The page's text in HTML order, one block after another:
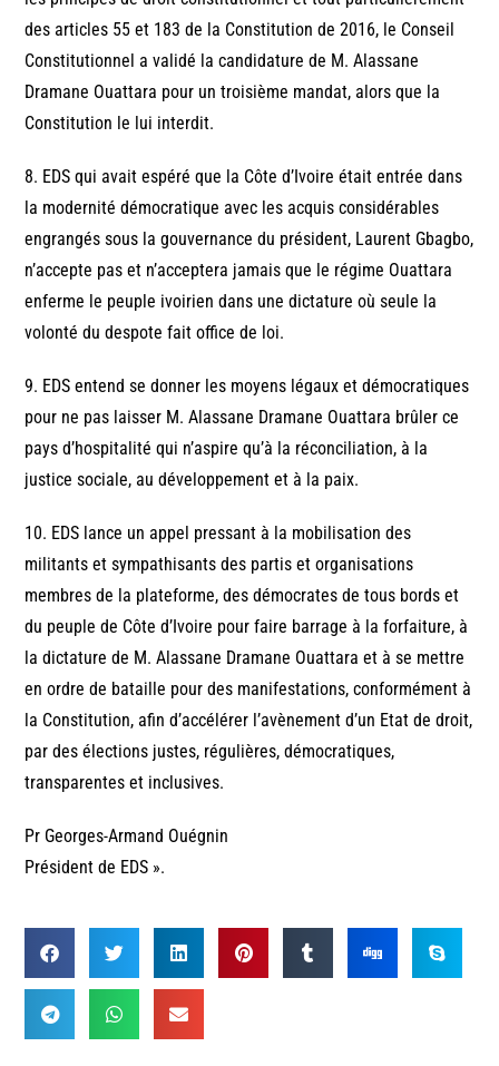
des articles 55 et 183 de la Constitution de 2016, le Conseil
Constitutionnel a validé la candidature de M. Alassane
Dramane Ouattara pour un troisième mandat, alors que la
Constitution le lui interdit.
8. EDS qui avait espéré que la Côte d’Ivoire était entrée dans
la modernité démocratique avec les acquis considérables
engrangés sous la gouvernance du président, Laurent Gbagbo,
n’accepte pas et n’acceptera jamais que le régime Ouattara
enferme le peuple ivoirien dans une dictature où seule la
volonté du despote fait office de loi.
9. EDS entend se donner les moyens légaux et démocratiques
pour ne pas laisser M. Alassane Dramane Ouattara brûler ce
pays d’hospitalité qui n’aspire qu’à la réconciliation, à la
justice sociale, au développement et à la paix.
10. EDS lance un appel pressant à la mobilisation des
militants et sympathisants des partis et organisations
membres de la plateforme, des démocrates de tous bords et
du peuple de Côte d’Ivoire pour faire barrage à la forfaiture, à
la dictature de M. Alassane Dramane Ouattara et à se mettre
en ordre de bataille pour des manifestations, conformément à
la Constitution, afin d’accélérer l’avènement d’un Etat de droit,
par des élections justes, régulières, démocratiques,
transparentes et inclusives.
Pr Georges-Armand Ouégnin
Président de EDS ».